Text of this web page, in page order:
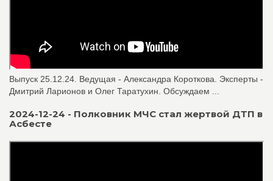
Выпуск 25.12.24. Ведущая - Александра Короткова. Эксперты -
Дмитрий Ларионов и Олег Таратухин. Обсуждаем ...
2024-12-24 - Полковник МЧС стал жертвой ДТП в
Асбесте